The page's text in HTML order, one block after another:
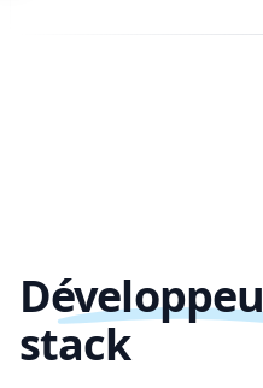
stack